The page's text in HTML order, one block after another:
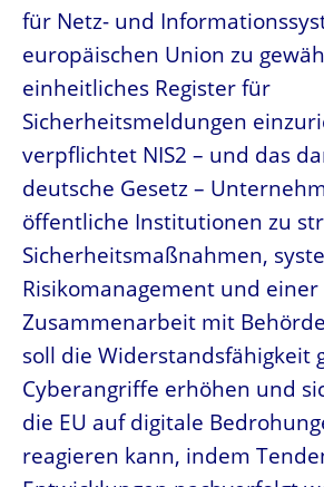
für Netz- und
europäischen Union zu
einheitliches Register für
Sicherheitsmeldungen
verpflichtet NIS2 – und das
deutsche Gesetz –
öffentliche Institutionen zu
Sicherheitsmaßnahmen,
Risikomanagement und einer
Zusammenarbeit mit
soll die Widerstandsfähigkeit
Cyberangriffe erhöhen und
die EU auf digitale
reagieren kann, indem